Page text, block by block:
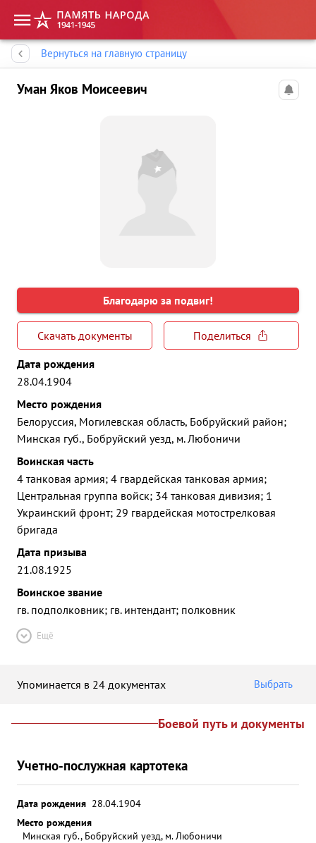
Вернуться на главную страницу
Уман Яков Моисеевич
Благодарю за подвиг!
Скачать документы
Поделиться
Дата рождения
28.04.1904
Место рождения
Белоруссия, Могилевская область, Бобруйский район;
Минская губ., Бобруйский уезд, м. Любоничи
Воинская часть
4 танковая армия; 4 гвардейская танковая армия;
Центральная группа войск; 34 танковая дивизия; 1
Украинский фронт; 29 гвардейская мотострелковая
бригада
Дата призыва
21.08.1925
Воинское звание
гв. подполковник; гв. интендант; полковник
Ещё
Упоминается в 24 документах Выбрать
Боевой путь и документы
Учетно-послужная картотека
Дата рождения 28.04.1904
Место рождения
Минская губ., Бобруйский уезд, м. Любоничи
Память народа